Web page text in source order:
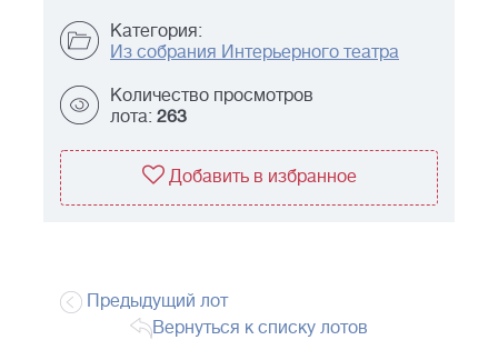
Категория:
Из собрания Интерьерного театра
Количество просмотров
лота: 263
Добавить в избранное
Предыдущий лот
Вернуться к списку лотов